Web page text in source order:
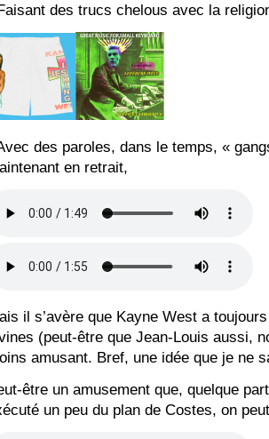
des trucs chelous avec la
des paroles, dans le temps, «
en retrait,
il s’avère que Kayne West a
(peut-être que Jean-Louis aussi,
amusant. Bref, une idée que je ne
être un amusement que, quelque
un peu du plan de Costes, on